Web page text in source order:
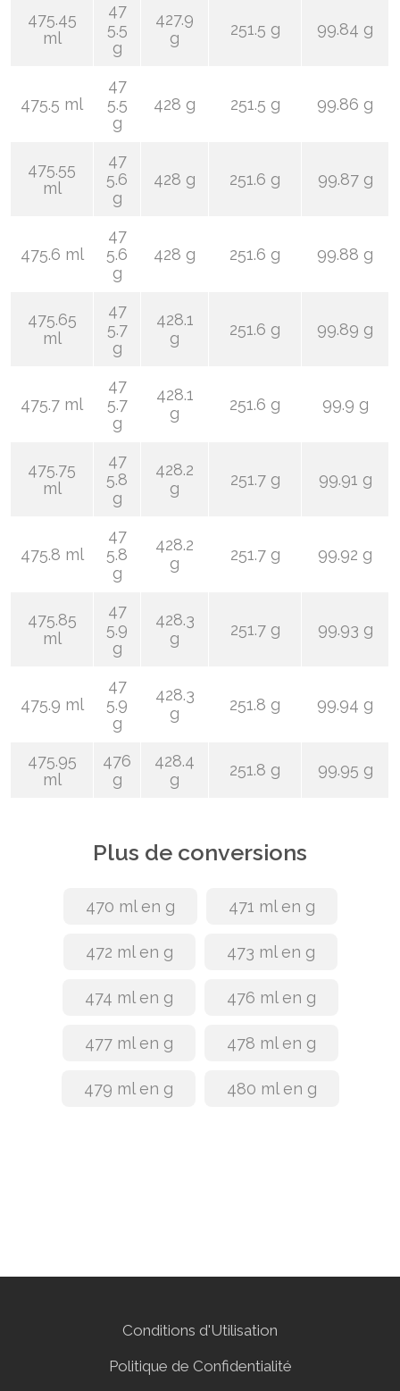
475.45
ml
47
5.5
g
427.9
g
251.5 g 99.84 g
475.5 ml
47
5.5
g
428 g 251.5 g 99.86 g
475.55
ml
47
5.6
g
428 g 251.6 g 99.87 g
475.6 ml
47
5.6
g
428 g 251.6 g 99.88 g
475.65
ml
47
5.7
g
428.1
g
251.6 g 99.89 g
475.7 ml
47
5.7
g
428.1
g
251.6 g 99.9 g
475.75
ml
47
5.8
g
428.2
g
251.7 g 99.91 g
475.8 ml
47
5.8
g
428.2
g
251.7 g 99.92 g
475.85
ml
47
5.9
g
428.3
g
251.7 g 99.93 g
475.9 ml
47
5.9
g
428.3
g
251.8 g 99.94 g
475.95
ml
476
g
428.4
g
251.8 g 99.95 g
Plus de conversions
470 ml en g 471 ml en g
472 ml en g 473 ml en g
474 ml en g 476 ml en g
477 ml en g 478 ml en g
479 ml en g 480 ml en g
Conditions d'Utilisation
Politique de Confidentialité